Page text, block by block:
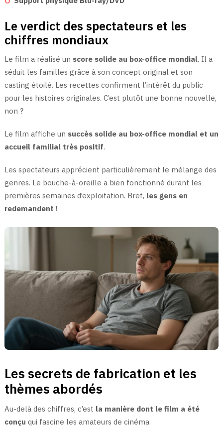
Le verdict des spectateurs et les
chiffres mondiaux
Le film a réalisé un score solide au box-office mondial. Il a
séduit les familles grâce à son concept original et son
casting étoilé. Les recettes confirment l’intérêt du public
pour les histoires originales. C’est plutôt une bonne nouvelle,
non ?
Le film affiche un succès solide au box-office mondial et un
accueil familial très positif.
Les spectateurs apprécient particulièrement le mélange des
genres. Le bouche-à-oreille a bien fonctionné durant les
premières semaines d’exploitation. Bref, les gens en
redemandent !
Les secrets de fabrication et les
thèmes abordés
Au-delà des chiffres, c’est la manière dont le film a été
conçu qui fascine les amateurs de cinéma.